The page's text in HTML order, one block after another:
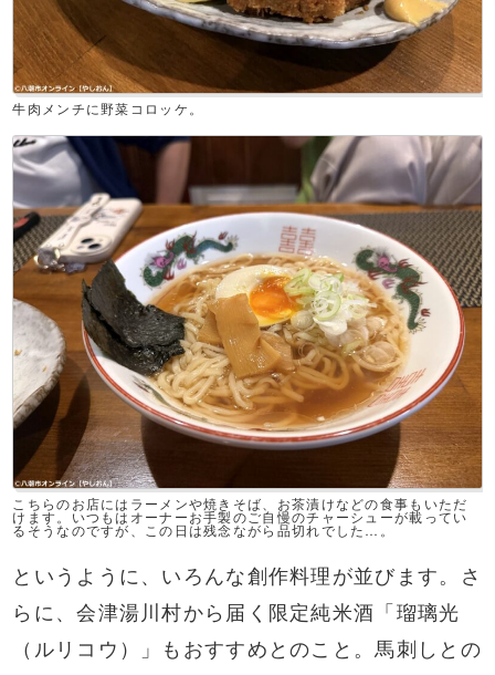
牛肉メンチに野菜コロッケ。
こちらのお店にはラーメンや焼きそば、お茶漬けなどの食事もいただ
けます。いつもはオーナーお手製のご自慢のチャーシューが載ってい
るそうなのですが、この日は残念ながら品切れでした…。
というように、いろんな創作料理が並びます。さ
らに、会津湯川村から届く限定純米酒「瑠璃光
（ルリコウ）」もおすすめとのこと。馬刺しとの